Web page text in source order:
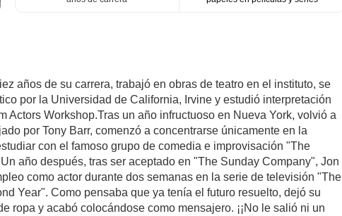
años de su carrera, trabajó en obras de teatro en el instituto, se
por la Universidad de California, Irvine y estudió interpretación
Actors Workshop.Tras un año infructuoso en Nueva York, volvió a
por Tony Barr, comenzó a concentrarse únicamente en la
con el famoso grupo de comedia e improvisación "The
año después, tras ser aceptado en "The Sunday Company", Jon
como actor durante dos semanas en la serie de televisión "The
Year". Como pensaba que ya tenía el futuro resuelto, dejó su
ropa y acabó colocándose como mensajero. ¡¡No le salió ni un